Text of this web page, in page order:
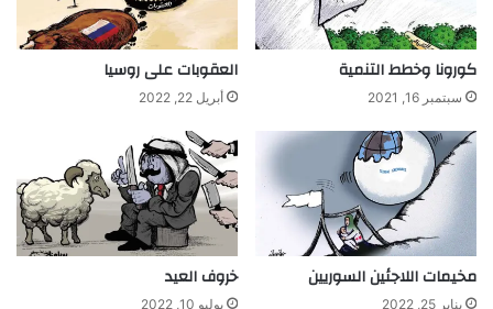
كورونا وخطط التنمية
سبتمبر 16, 2021
العقوبات على روسيا
أبريل 22, 2022
مخيمات اللاجئين السوريين
يناير 25, 2022
خروف العيد
يوليو 10, 2022